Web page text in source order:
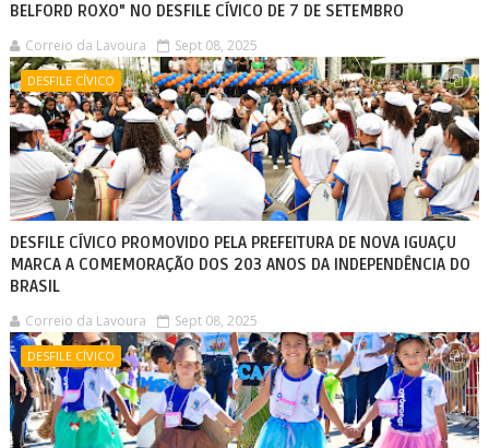
BELFORD ROXO" NO DESFILE CÍVICO DE 7 DE SETEMBRO
Correio da Lavoura Sept 08, 2025
DESFILE CÍVICO
DESFILE CÍVICO PROMOVIDO PELA PREFEITURA DE NOVA IGUAÇU
MARCA A COMEMORAÇÃO DOS 203 ANOS DA INDEPENDÊNCIA DO
BRASIL
Correio da Lavoura Sept 08, 2025
DESFILE CÍVICO